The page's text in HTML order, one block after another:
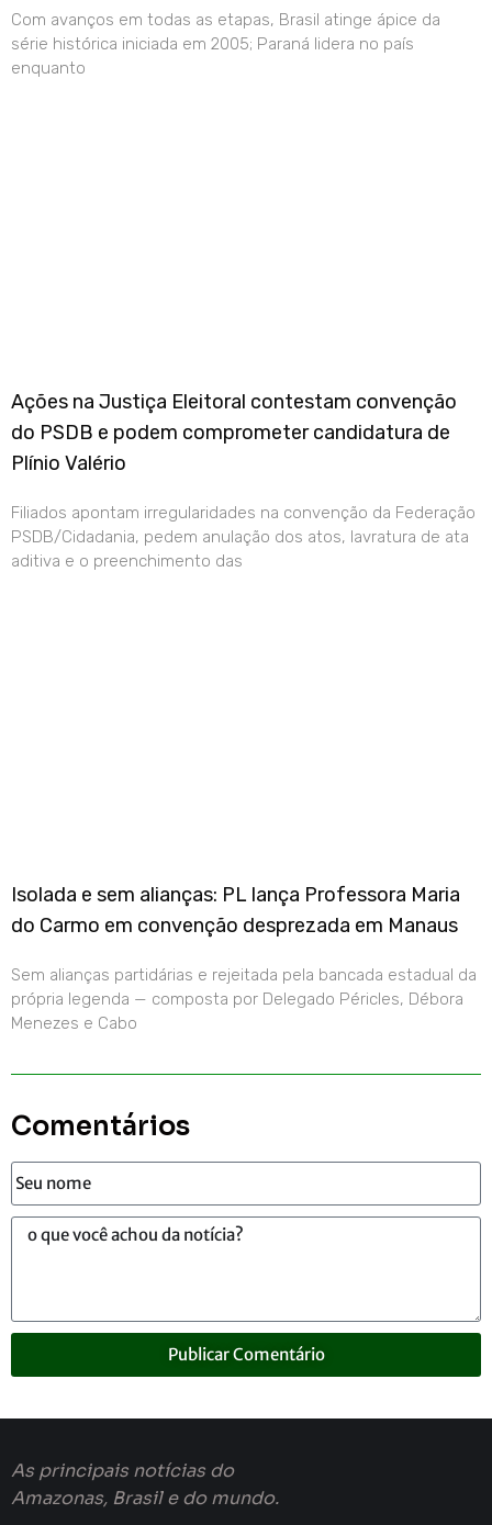
Com avanços em todas as etapas, Brasil atinge ápice da
série histórica iniciada em 2005; Paraná lidera no país
enquanto
Ações na Justiça Eleitoral contestam convenção
do PSDB e podem comprometer candidatura de
Plínio Valério
Filiados apontam irregularidades na convenção da Federação
PSDB/Cidadania, pedem anulação dos atos, lavratura de ata
aditiva e o preenchimento das
Isolada e sem alianças: PL lança Professora Maria
do Carmo em convenção desprezada em Manaus
Sem alianças partidárias e rejeitada pela bancada estadual da
própria legenda — composta por Delegado Péricles, Débora
Menezes e Cabo
Comentários
Publicar Comentário
As principais notícias do
Amazonas, Brasil e do mundo.